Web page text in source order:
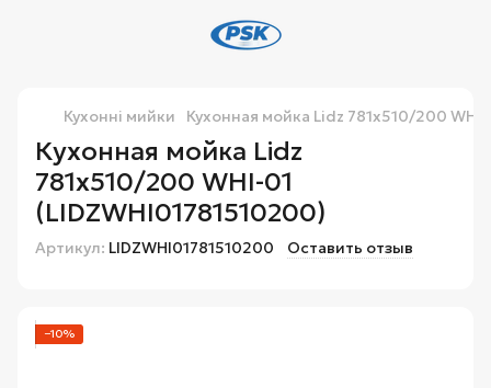
Кухонні мийки Кухонная мойка Lidz 781x510/200
Кухонная мойка Lidz
781x510/200 WHI-01
(LIDZWHI01781510200)
Артикул: LIDZWHI01781510200 Оставить отзыв
−10%